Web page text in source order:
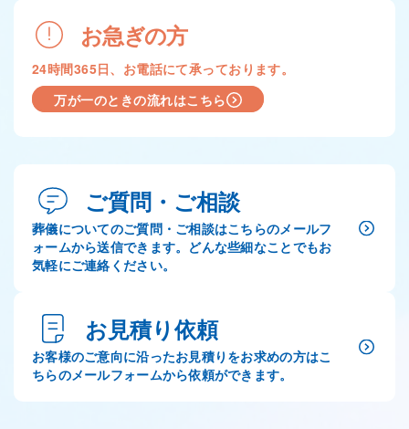
お急ぎの方
24時間365日、お電話にて承っております。
万が一のときの流れはこちら
ご質問・ご相談
葬儀についてのご質問・ご相談はこちらのメールフ
ォームから送信できます。どんな些細なことでもお
気軽にご連絡ください。
お見積り依頼
お客様のご意向に沿ったお見積りをお求めの方はこ
ちらのメールフォームから依頼ができます。